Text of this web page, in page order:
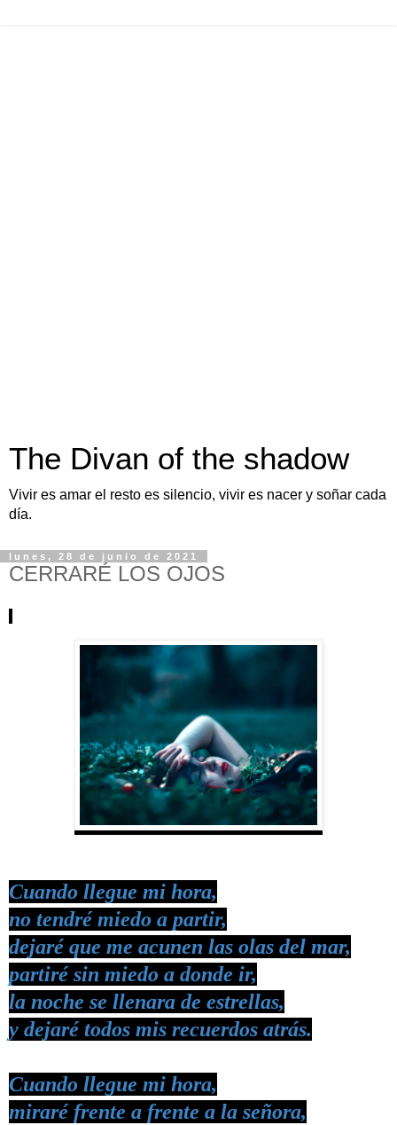
The Divan of the shadow
Vivir es amar el resto es silencio, vivir es nacer y soñar cada
día.
lunes, 28 de junio de 2021
CERRARÉ LOS OJOS
Cuando llegue mi hora,
no tendré miedo a partir,
dejaré que me acunen las olas del mar,
partiré sin miedo a donde ir,
la noche se llenara de estrellas,
y dejaré todos mis recuerdos atrás.
Cuando llegue mi hora,
miraré frente a frente a la señora,